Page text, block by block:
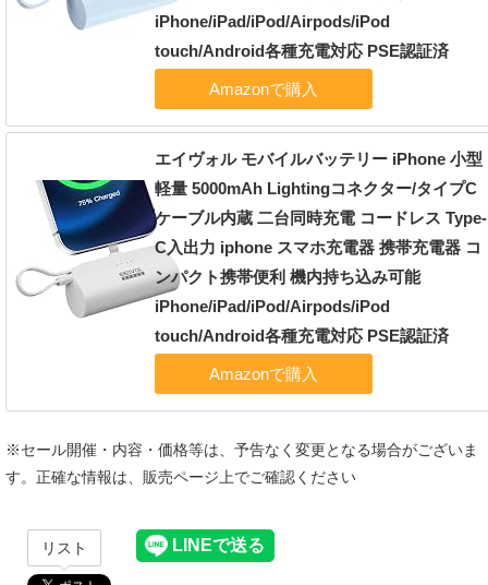
iPhone/iPad/iPod/Airpods/iPod
touch/Android各種充電対応 PSE認証済
エイヴォル モバイルバッテリー iPhone 小型
軽量 5000mAh Lightingコネクター/タイプC
ケーブル内蔵 二台同時充電 コードレス Type-
C入出力 iphone スマホ充電器 携帯充電器 コ
ンパクト携帯便利 機内持ち込み可能
iPhone/iPad/iPod/Airpods/iPod
touch/Android各種充電対応 PSE認証済
※セール開催・内容・価格等は、予告なく変更となる場合がございま
す。正確な情報は、販売ページ上でご確認ください
リスト